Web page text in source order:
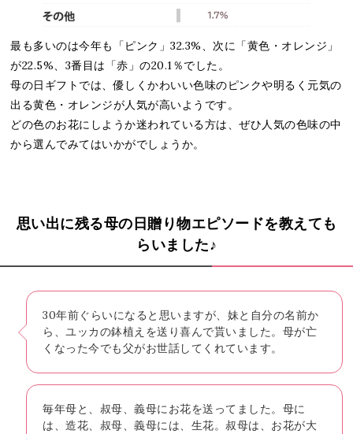
最も多いのは今年も「ピンク」32.3%、次に「黄色・オレンジ」
が22.5%、3番目は「赤」の20.1％でした。
母の日ギフトでは、優しくかわいい色味のピンクや明るく元気の
出る黄色・オレンジが人気が高いようです。
どの色のお花にしようか迷われている方は、ぜひ人気の色味の中
から選んでみてはいかがでしょうか。
思い出に残る母の日贈り物エピソードを教えても
らいました♪
30年前ぐらいになると思いますが、妹と自分の名前か
ら、ユッカの鉢植えを送り喜んで貰いました。母が亡
くなった今でも父がお世話してくれています。
毎年母と、叔母、義母にお花を送ってました。母に
は、造花、叔母、義母には、生花。叔母は、お花が大